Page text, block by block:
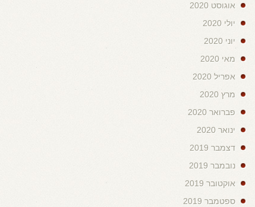
אוגוסט 2020
יולי 2020
יוני 2020
מאי 2020
אפריל 2020
מרץ 2020
פברואר 2020
ינואר 2020
דצמבר 2019
נובמבר 2019
אוקטובר 2019
ספטמבר 2019